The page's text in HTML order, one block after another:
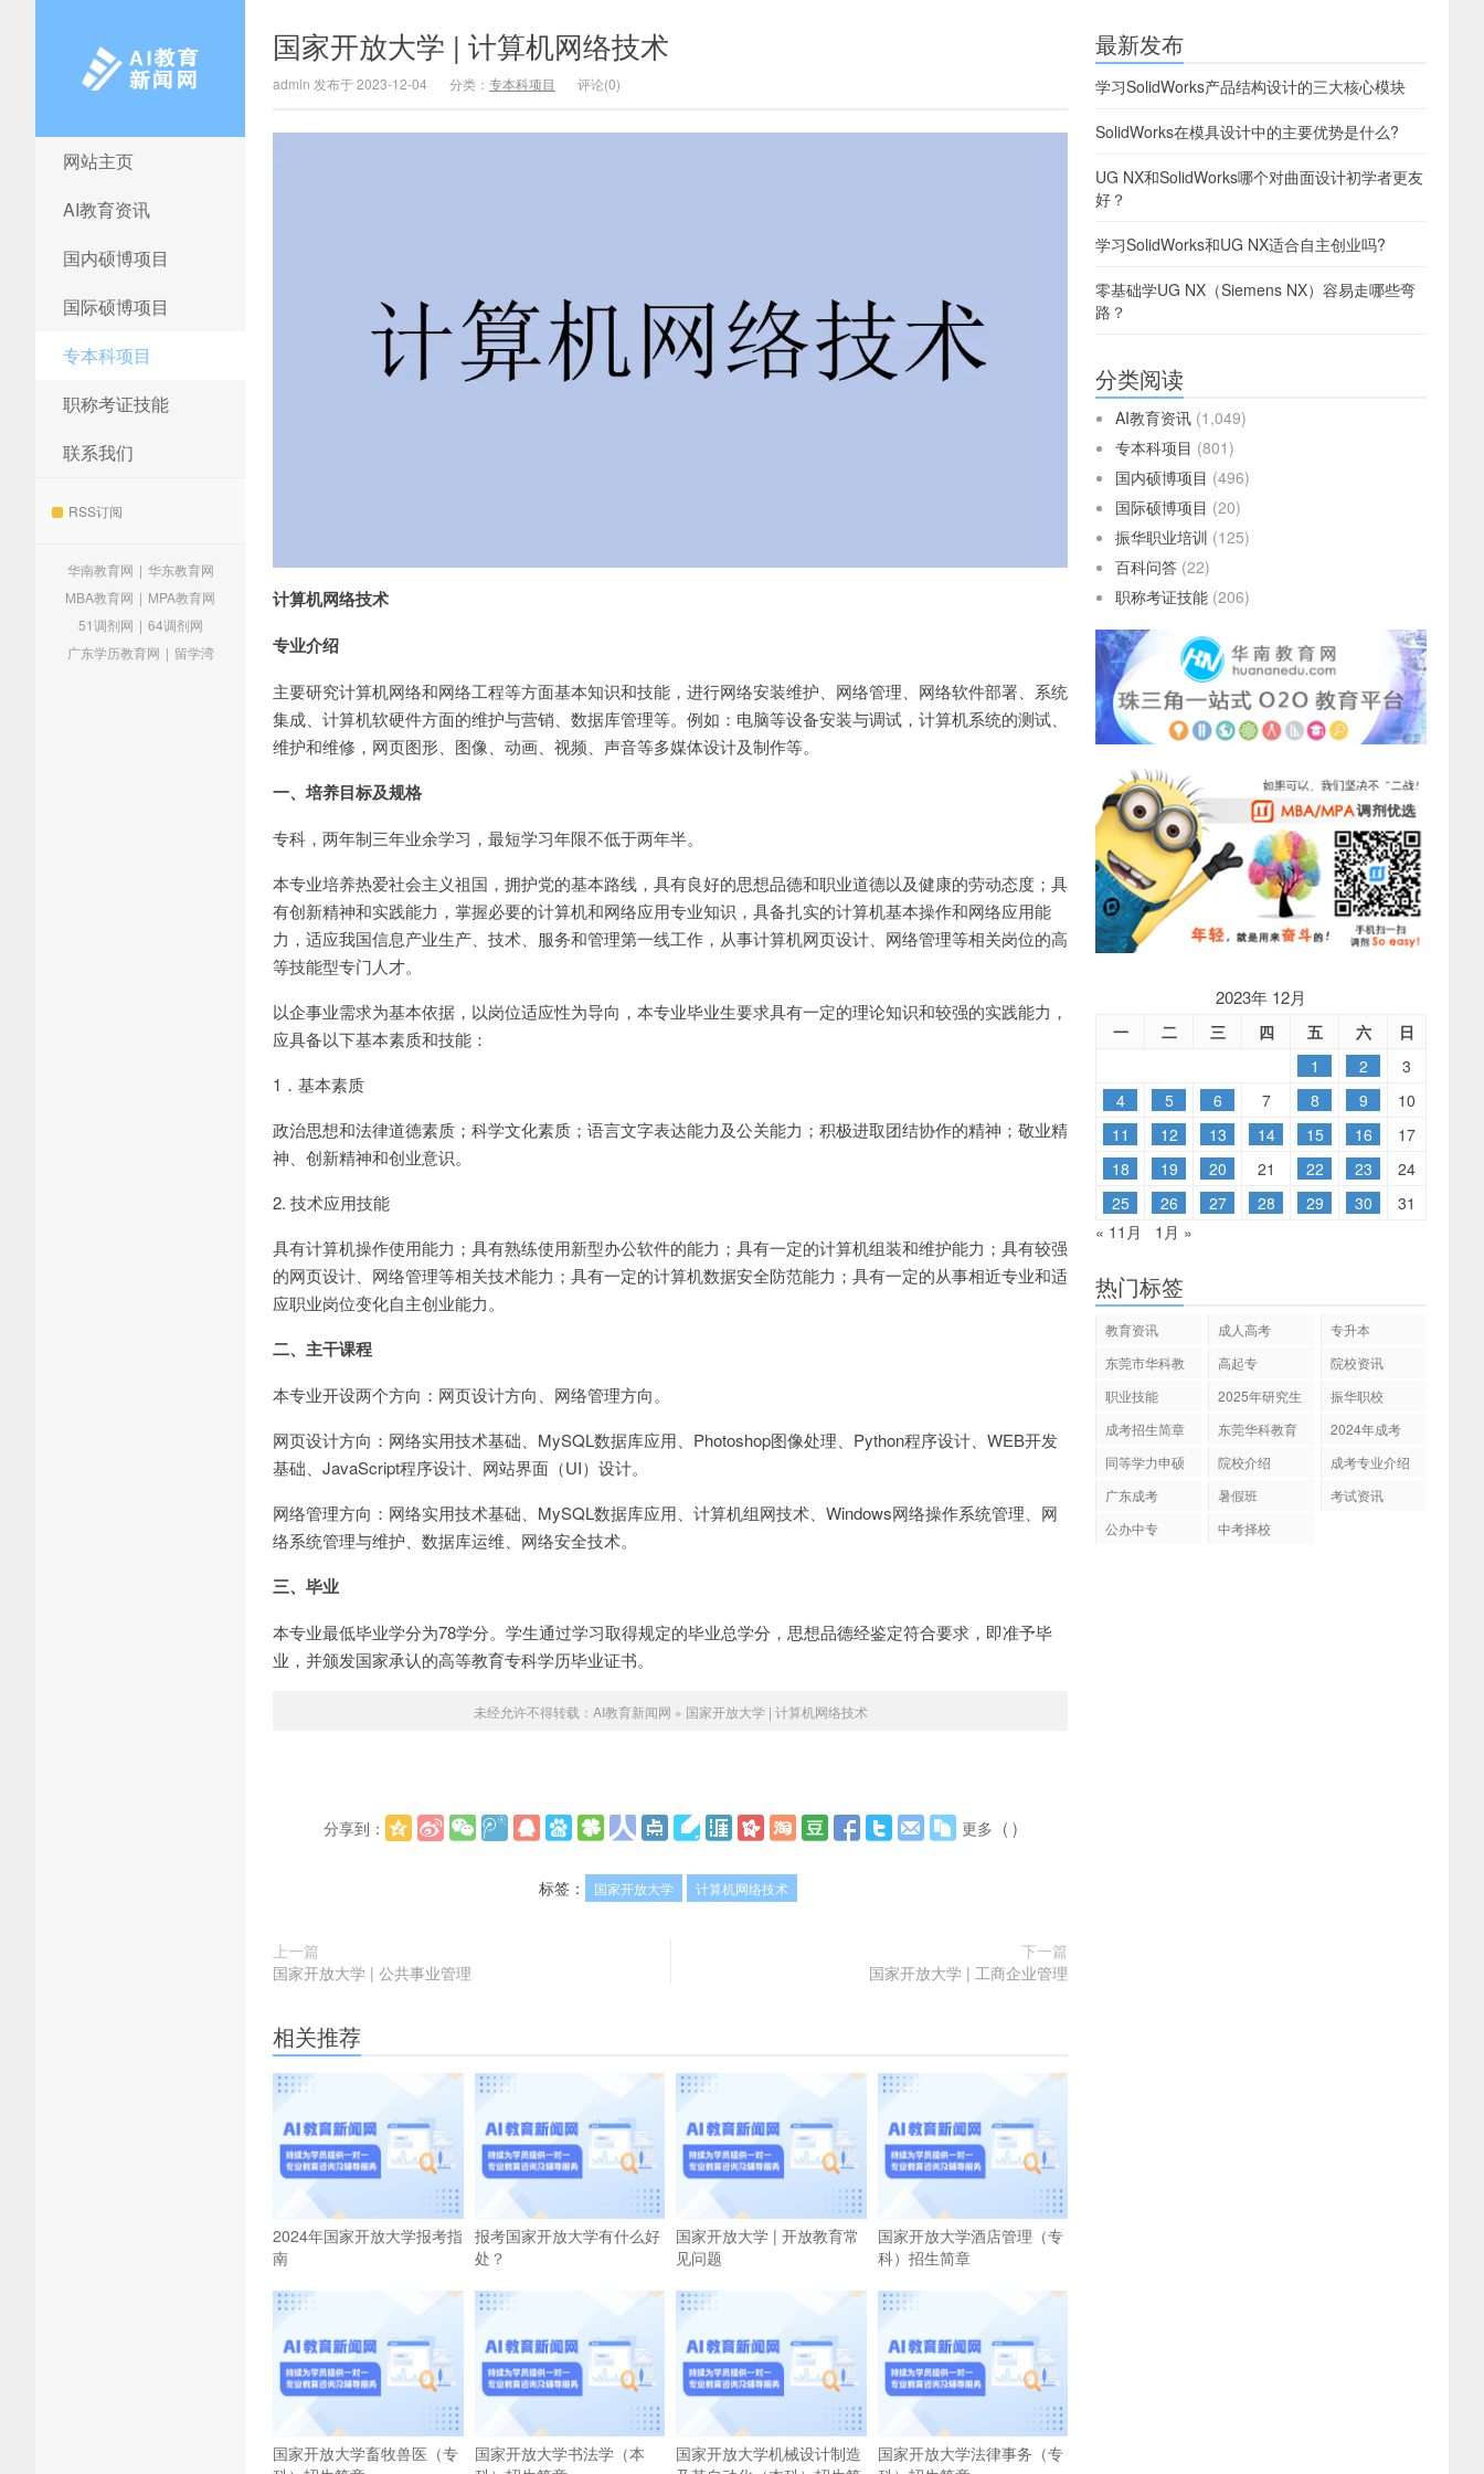
AI教育新闻网
网站主页
AI教育资讯
国内硕博项目
国际硕博项目
专本科项目
职称考证技能
联系我们
RSS订阅
华南教育网 | 华东教育网
MBA教育网 | MPA教育网
51调剂网 | 64调剂网
广东学历教育网 | 留学湾
国家开放大学 | 计算机网络技术
admin 发布于 2023-12-04 分类： 专本科项目 评论(0)
计算机网络技术
专业介绍
主要研究计算机网络和网络工程等方面基本知识和技能，进行网络安装维护、网络管理、网络软件部署、系统
集成、计算机软硬件方面的维护与营销、数据库管理等。例如：电脑等设备安装与调试，计算机系统的测试、
维护和维修，网页图形、图像、动画、视频、声音等多媒体设计及制作等。
一、培养目标及规格
专科，两年制三年业余学习，最短学习年限不低于两年半。
本专业培养热爱社会主义祖国，拥护党的基本路线，具有良好的思想品德和职业道德以及健康的劳动态度；具
有创新精神和实践能力，掌握必要的计算机和网络应用专业知识，具备扎实的计算机基本操作和网络应用能
力，适应我国信息产业生产、技术、服务和管理第一线工作，从事计算机网页设计、网络管理等相关岗位的高
等技能型专门人才。
以企事业需求为基本依据，以岗位适应性为导向，本专业毕业生要求具有一定的理论知识和较强的实践能力，
应具备以下基本素质和技能：
1．基本素质
政治思想和法律道德素质；科学文化素质；语言文字表达能力及公关能力；积极进取团结协作的精神；敬业精
神、创新精神和创业意识。
2. 技术应用技能
具有计算机操作使用能力；具有熟练使用新型办公软件的能力；具有一定的计算机组装和维护能力；具有较强
的网页设计、网络管理等相关技术能力；具有一定的计算机数据安全防范能力；具有一定的从事相近专业和适
应职业岗位变化自主创业能力。
二、主干课程
本专业开设两个方向：网页设计方向、网络管理方向。
网页设计方向：网络实用技术基础、MySQL数据库应用、Photoshop图像处理、Python程序设计、WEB开发
基础、JavaScript程序设计、网站界面（UI）设计。
网络管理方向：网络实用技术基础、MySQL数据库应用、计算机组网技术、Windows网络操作系统管理、网
络系统管理与维护、数据库运维、网络安全技术。
三、毕业
本专业最低毕业学分为78学分。学生通过学习取得规定的毕业总学分，思想品德经鉴定符合要求，即准予毕
业，并颁发国家承认的高等教育专科学历毕业证书。
未经允许不得转载： AI教育新闻网 » 国家开放大学 | 计算机网络技术
分享到： 更多 ( )
标签： 国家开放大学 计算机网络技术
上一篇
国家开放大学 | 公共事业管理
下一篇
国家开放大学 | 工商企业管理
相关推荐
2024年国家开放大学报考指
南
报考国家开放大学有什么好
处？
国家开放大学 | 开放教育常
见问题
国家开放大学酒店管理（专
科）招生简章
国家开放大学畜牧兽医（专
国家开放大学书法学（本
国家开放大学机械设计制造
国家开放大学法律事务（专
最新发布
学习SolidWorks产品结构设计的三大核心模块
SolidWorks在模具设计中的主要优势是什么?
UG NX和SolidWorks哪个对曲面设计初学者更友
好？
学习SolidWorks和UG NX适合自主创业吗?
零基础学UG NX（Siemens NX）容易走哪些弯
路？
分类阅读
AI教育资讯 (1,049)
专本科项目 (801)
国内硕博项目 (496)
国际硕博项目 (20)
振华职业培训 (125)
百科问答 (22)
职称考证技能 (206)
2023年 12月
一 二 三 四 五 六
日
1
2
3
4
5 6 7 8 9
10
11
12 13 14 15 16
17
18
19 20 21 22 23
24
25
26 27 28 29 30
31
« 11月
1月 »
热门标签
教育资讯 成人高考
专升本
东莞市华科教
高起专
院校资讯
职业技能
2025年研究生
振华职校
成考招生简章
东莞华科教育
2024年成考
同等学力申硕
院校介绍
成考专业介绍
广东成考
暑假班
考试资讯
公办中专
中考择校